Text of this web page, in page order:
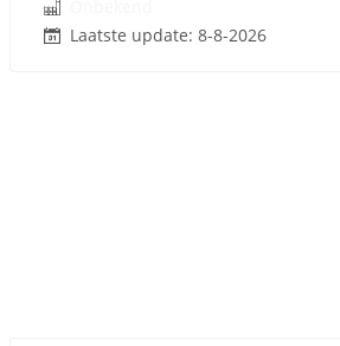
Laatste update: 8-8-2026